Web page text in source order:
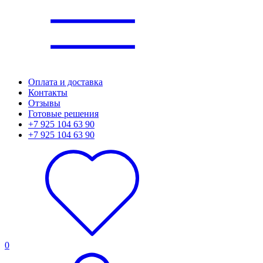
Оплата и доставка
Контакты
Отзывы
Готовые решения
+7 925 104 63 90
+7 925 104 63 90
0